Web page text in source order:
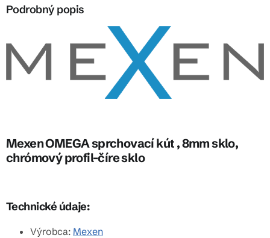
Podrobný popis
Mexen OMEGA sprchovací kút , 8mm sklo,
chrómový profil-číre sklo
Technické údaje:
Výrobca: Mexen